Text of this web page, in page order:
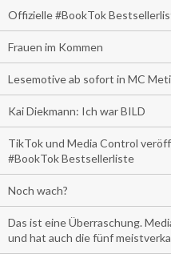
Offizielle #BookTok
Frauen im Kommen
Lesemotive ab sofort in MC
Kai Diekmann: Ich war BILD
TikTok und Media Control
#BookTok Bestsellerliste
Noch wach?
Das ist eine Überraschung.
und hat auch die fünf